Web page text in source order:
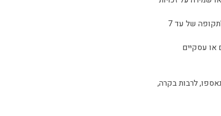
9.2. ככל שמדובר בלקוחות המשרד או בפניות שהובילו להתקשרות משפטית, יישמר המידע לתקופה של עד 7
או עסקיים
לרבות בקרה,